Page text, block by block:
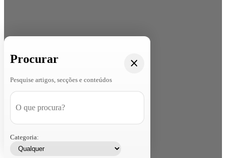
Procurar
Pesquise artigos, secções e conteúdos
Categoria: